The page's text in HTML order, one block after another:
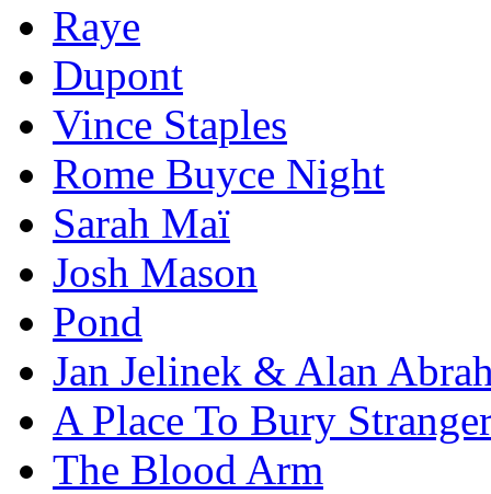
Raye
Dupont
Vince Staples
Rome Buyce Night
Sarah Maï
Josh Mason
Pond
Jan Jelinek & Alan
A Place To Bury
The Blood Arm